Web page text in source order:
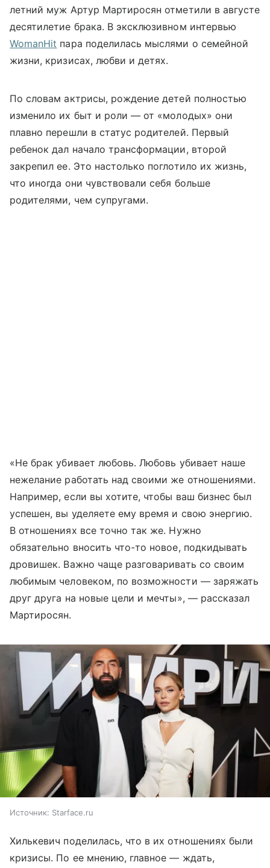
летний муж Артур Мартиросян отметили в августе
десятилетие брака. В эксклюзивном интервью
WomanHit пара поделилась мыслями о семейной
жизни, кризисах, любви и детях.
По словам актрисы, рождение детей полностью
изменило их быт и роли — от «молодых» они
плавно перешли в статус родителей. Первый
ребенок дал начало трансформации, второй
закрепил ее. Это настолько поглотило их жизнь,
что иногда они чувствовали себя больше
родителями, чем супругами.
«Не брак убивает любовь. Любовь убивает наше
нежелание работать над своими же отношениями.
Например, если вы хотите, чтобы ваш бизнес был
успешен, вы уделяете ему время и свою энергию.
В отношениях все точно так же. Нужно
обязательно вносить что-то новое, подкидывать
дровишек. Важно чаще разговаривать со своим
любимым человеком, по возможности — заряжать
друг друга на новые цели и мечты», — рассказал
Мартиросян.
Источник: Starface.ru
Хилькевич поделилась, что в их отношениях были
кризисы. По ее мнению, главное — ждать,